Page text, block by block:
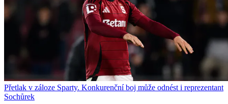
Přetlak v záloze Sparty. Konkurenční boj může odnést i reprezentant
Sochůrek